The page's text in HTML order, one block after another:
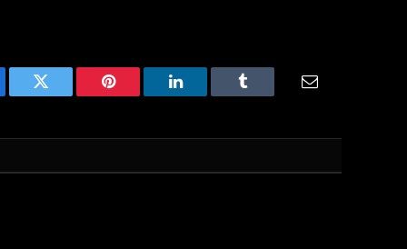
Twitter Pinterest LinkedIn Tumblr Email